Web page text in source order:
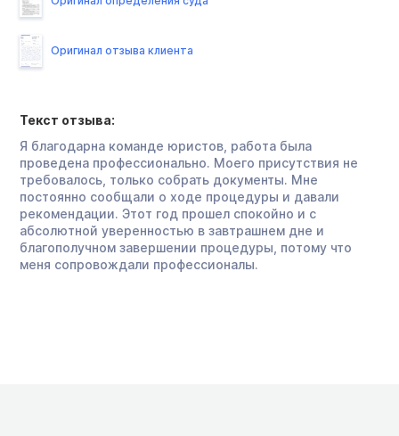
Текст отзыва:
Я благодарна команде юристов, работа была
проведена профессионально. Моего присутствия не
требовалось, только собрать документы. Мне
постоянно сообщали о ходе процедуры и давали
рекомендации. Этот год прошел спокойно и с
абсолютной уверенностью в завтрашнем дне и
благополучном завершении процедуры, потому что
меня сопровождали профессионалы.
Оригинал отзыва клиента